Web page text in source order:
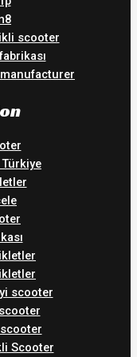
scooter
scooter
Scooter